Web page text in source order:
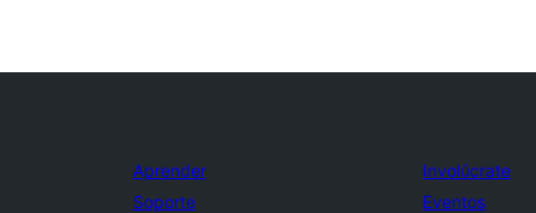
Aprender
Soporte
Involúcrate
Eventos